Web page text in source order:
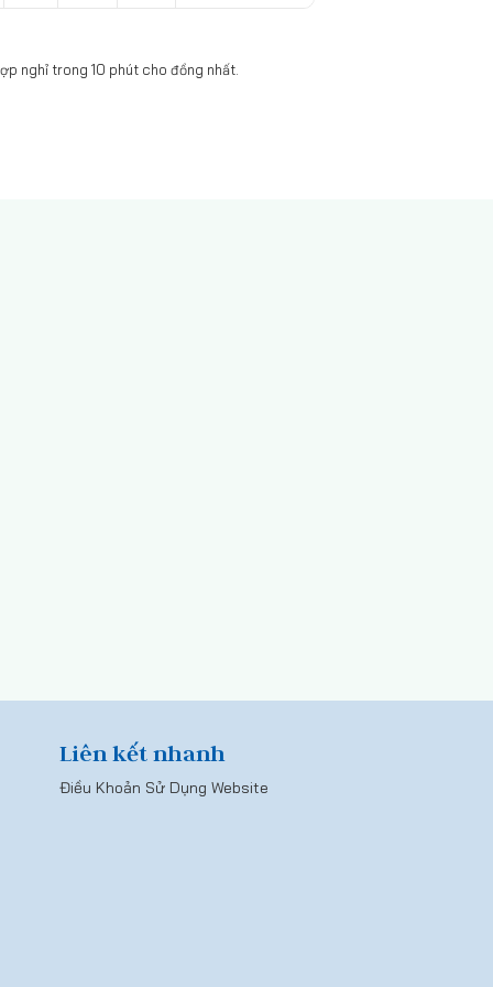
nghỉ trong 10 phút cho đồng nhất.
Liên kết nhanh
Điều Khoản Sử Dụng Website